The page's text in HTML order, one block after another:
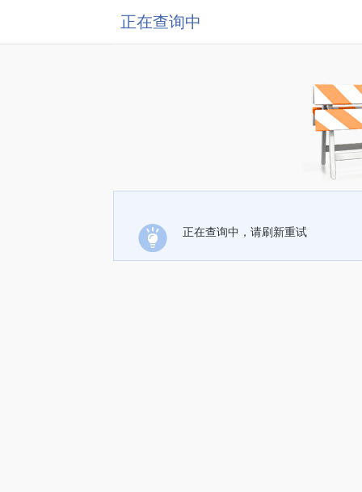
正在查询中
正在查询中，请刷新重试